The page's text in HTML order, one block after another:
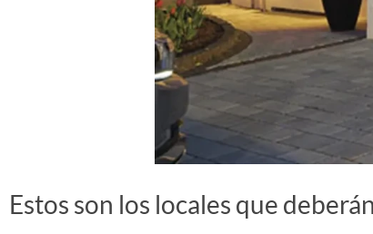
Estos son los locales que